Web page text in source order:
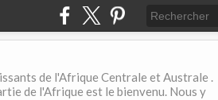
de l'Afrique Centrale et Australe .
de l'Afrique est le bienvenu. Nous y